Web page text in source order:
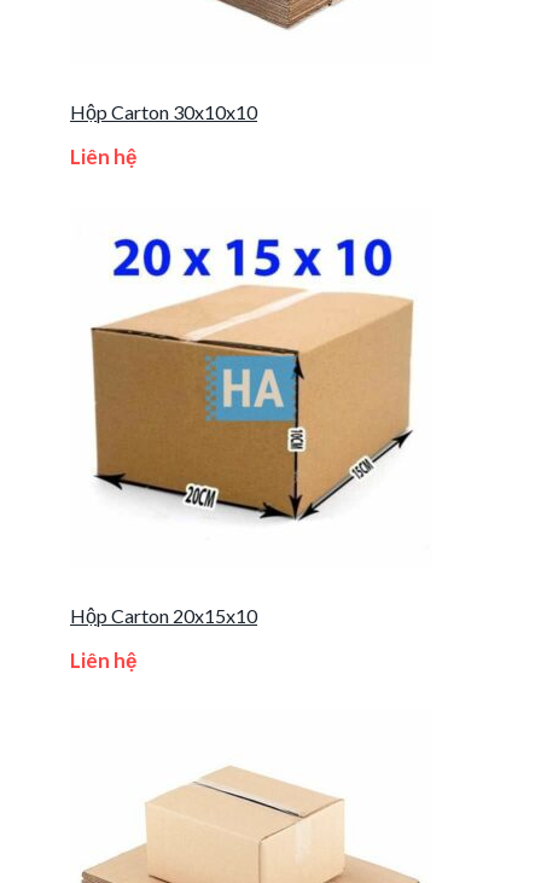
Hộp Carton 30x10x10
Liên hệ
Hộp Carton 20x15x10
Liên hệ